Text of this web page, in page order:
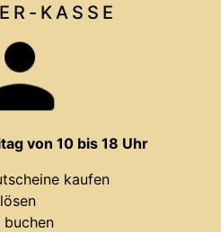
KASSE
von 10 bis 18 Uhr
kaufen